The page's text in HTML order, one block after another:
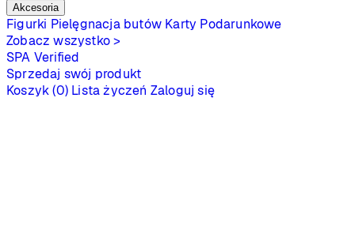
Akcesoria
Figurki Pielęgnacja butów Karty Podarunkowe
Zobacz wszystko >
SPA Verified
Sprzedaj swój produkt
Koszyk (0) Lista życzeń Zaloguj się